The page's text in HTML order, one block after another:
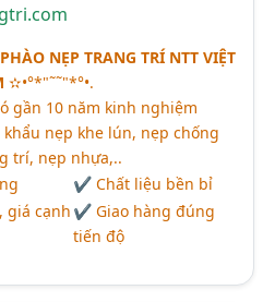
NẸP TRANG TRÍ NTT VIỆT
✫•°*"˜˜"*°•.
gần 10 năm kinh nghiệm
nẹp khe lún, nẹp chống
trí, nẹp nhựa,..
✔ Chất liệu bền bỉ
giá cạnh ✔ Giao hàng đúng
tiến độ